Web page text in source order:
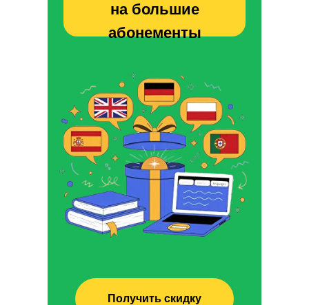
Получить скидку
на большие
абонементы